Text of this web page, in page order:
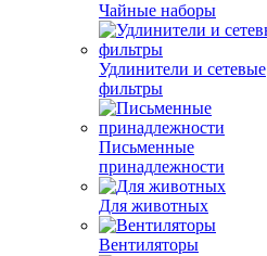
Чайные наборы
Удлинители и сетевые
фильтры
Письменные
принадлежности
Для животных
Вентиляторы